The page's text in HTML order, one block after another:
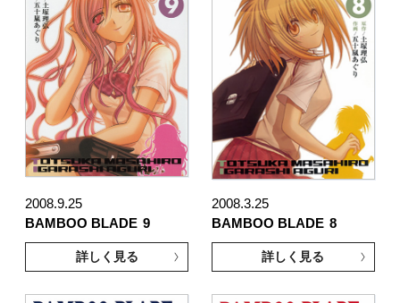
2008.9.25
BAMBOO BLADE 9
詳しく見る
2008.3.25
BAMBOO BLADE 8
詳しく見る